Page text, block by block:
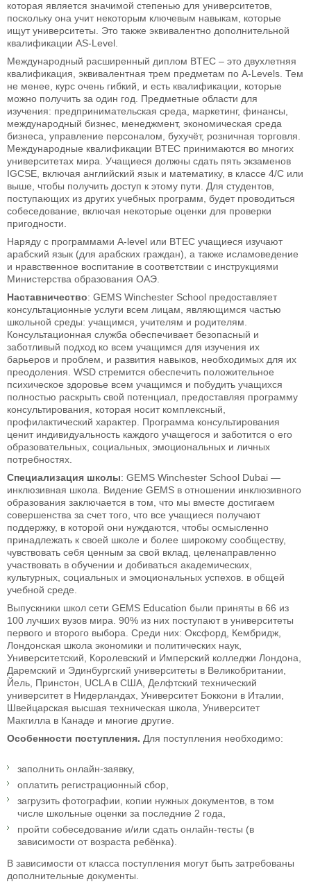
которая является значимой степенью для университетов,
поскольку она учит некоторым ключевым навыкам, которые
ищут университеты. Это также эквивалентно дополнительной
квалификации AS-Level.
Международный расширенный диплом BTEC – это двухлетняя
квалификация, эквивалентная трем предметам по A-Levels. Тем
не менее, курс очень гибкий, и есть квалификации, которые
можно получить за один год. Предметные области для
изучения: предпринимательская среда, маркетинг, финансы,
международный бизнес, менеджмент, экономическая среда
бизнеса, управление персоналом, бухучёт, розничная торговля.
Международные квалификации BTEC принимаются во многих
университетах мира. Учащиеся должны сдать пять экзаменов
IGCSE, включая английский язык и математику, в классе 4/C или
выше, чтобы получить доступ к этому пути. Для студентов,
поступающих из других учебных программ, будет проводиться
собеседование, включая некоторые оценки для проверки
пригодности.
Наряду с программами A-level или BTEC учащиеся изучают
арабский язык (для арабских граждан), а также исламоведение
и нравственное воспитание в соответствии с инструкциями
Министерства образования ОАЭ.
Наставничество: GEMS Winchester School предоставляет
консультационные услуги всем лицам, являющимся частью
школьной среды: учащимся, учителям и родителям.
Консультационная служба обеспечивает безопасный и
заботливый подход ко всем учащимся для изучения их
барьеров и проблем, и развития навыков, необходимых для их
преодоления. WSD стремится обеспечить положительное
психическое здоровье всем учащимся и побудить учащихся
полностью раскрыть свой потенциал, предоставляя программу
консультирования, которая носит комплексный,
профилактический характер. Программа консультирования
ценит индивидуальность каждого учащегося и заботится о его
образовательных, социальных, эмоциональных и личных
потребностях.
Специализация школы: GEMS Winchester School Dubai —
инклюзивная школа. Видение GEMS в отношении инклюзивного
образования заключается в том, что мы вместе достигаем
совершенства за счет того, что все учащиеся получают
поддержку, в которой они нуждаются, чтобы осмысленно
принадлежать к своей школе и более широкому сообществу,
чувствовать себя ценным за свой вклад, целенаправленно
участвовать в обучении и добиваться академических,
культурных, социальных и эмоциональных успехов. в общей
учебной среде.
Выпускники школ сети GEMS Education были приняты в 66 из
100 лучших вузов мира. 90% из них поступают в университеты
первого и второго выбора. Среди них: Оксфорд, Кембридж,
Лондонская школа экономики и политических наук,
Университетский, Королевский и Имперский колледжи Лондона,
Даремский и Эдинбургский университеты в Великобритании,
Йель, Принстон, UCLA в США, Делфтский технический
университет в Нидерландах, Университет Боккони в Италии,
Швейцарская высшая техническая школа, Университет
Макгилла в Канаде и многие другие.
Особенности поступления. Для поступления необходимо:
заполнить онлайн-заявку,
оплатить регистрационный сбор,
загрузить фотографии, копии нужных документов, в том
числе школьные оценки за последние 2 года,
пройти собеседование и/или сдать онлайн-тесты (в
зависимости от возраста ребёнка).
В зависимости от класса поступления могут быть затребованы
дополнительные документы.